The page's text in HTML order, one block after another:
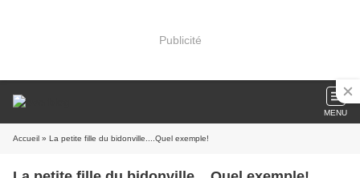
Publicité
MENU
Accueil » La petite fille du bidonville....Quel exemple!